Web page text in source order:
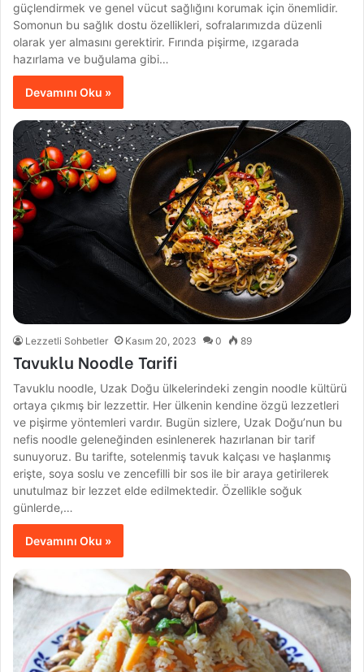
güçlendirmek ve genel vücut sağlığını korumak için önemlidir.
Somonun bu sağlık dostu özellikleri, sofralarımızda düzenli
olarak yer almasını gerektirir. Fırında pişirme, ızgarada
hazırlama ve buğulama gibi…
Devamını Oku »
Lezzetli Sohbetler Kasım 20, 2023 0 89
Tavuklu Noodle Tarifi
Tavuklu noodle, Uzak Doğu ülkelerindeki zengin noodle kültürü
ortaya çıkmış bir lezzettir. Her ülkenin kendine özgü lezzetleri
ve pişirme yöntemleri vardır. Bugün sizlere, Uzak Doğu’nun bu
nefis noodle geleneğinden esinlenerek hazırlanan bir tarif
sunuyoruz. Bu tarifte, sotelenmiş tavuk kalçası ve haşlanmış
erişte, soya soslu ve zencefilli bir sos ile bir araya getirilerek
unutulmaz bir lezzet elde edilmektedir. Özellikle soğuk
günlerde,…
Devamını Oku »